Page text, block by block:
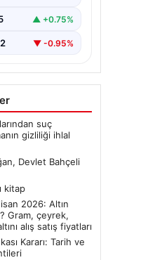
▲ +0.75%
▼ -0.95%
suç
gizliliği ihlal
Devlet Bahçeli
kitap
2026: Altın
Gram, çeyrek,
alış satış fiyatları
Kararı: Tarih ve